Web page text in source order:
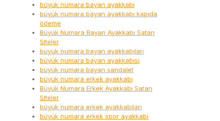
büyük numara bayan ayakkabı
büyük numara bayan ayakkabı kapıda
ödeme
Büyük Numara Bayan Ayakkabı Satan
Siteler
büyük numara bayan ayakkabıları
büyük numara bayan ayakkabısı
büyük numara bayan sandalet
büyük numara erkek ayakkabı
Büyük Numara Erkek Ayakkabı Satan
Siteler
büyük numara erkek ayakkabıları
büyük numara erkek spor ayakkabı